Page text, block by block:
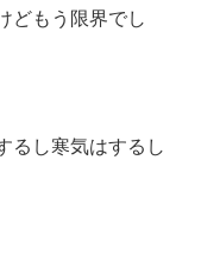
どもう限界でし
るし寒気はするし